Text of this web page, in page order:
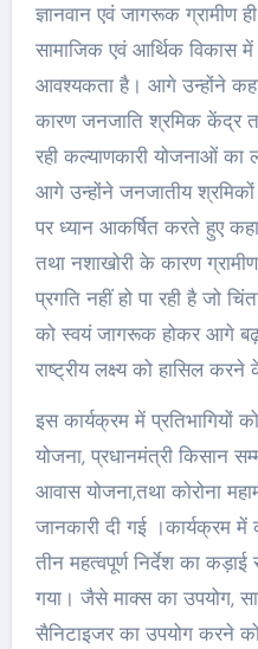
ज्ञानवान एवं जागरूक ग्रामीण
सामाजिक एवं आर्थिक विकास
आवश्यकता है। आगे उन्होंने
कारण जनजाति श्रमिक केंद्र
रही कल्याणकारी योजनाओं
आगे उन्होंने जनजातीय
पर ध्यान आकर्षित करते हुए कहा
तथा नशाखोरी के कारण
प्रगति नहीं हो पा रही है जो
को स्वयं जागरूक होकर आगे
राष्ट्रीय लक्ष्य को हासिल
इस कार्यक्रम में प्रतिभागियों
योजना, प्रधानमंत्री किसान
आवास योजना,तथा कोरोना
जानकारी दी गई ।कार्यक्रम में
तीन महत्वपूर्ण निर्देश का
गया। जैसे माक्स का उपयोग,
सैनिटाइजर का उपयोग करने